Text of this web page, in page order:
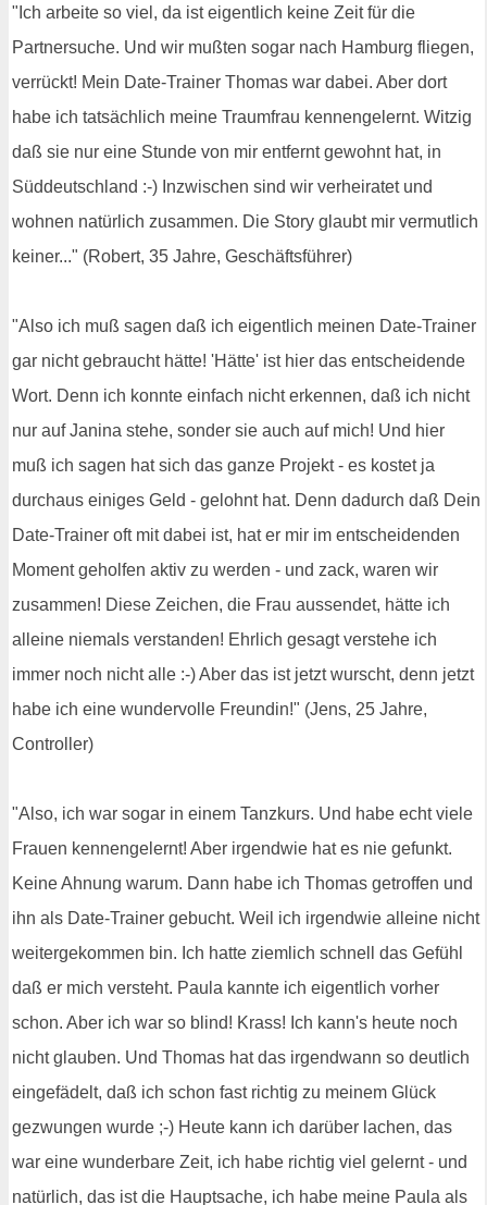
"Ich arbeite so viel, da ist eigentlich keine Zeit für die
Partnersuche. Und wir mußten sogar nach Hamburg fliegen,
verrückt! Mein Date-Trainer Thomas war dabei. Aber dort
habe ich tatsächlich meine Traumfrau kennengelernt. Witzig
daß sie nur eine Stunde von mir entfernt gewohnt hat, in
Süddeutschland :-) Inzwischen sind wir verheiratet und
wohnen natürlich zusammen. Die Story glaubt mir vermutlich
keiner..." (Robert, 35 Jahre, Geschäftsführer)
"Also ich muß sagen daß ich eigentlich meinen Date-Trainer
gar nicht gebraucht hätte! 'Hätte' ist hier das entscheidende
Wort. Denn ich konnte einfach nicht erkennen, daß ich nicht
nur auf Janina stehe, sonder sie auch auf mich! Und hier
muß ich sagen hat sich das ganze Projekt - es kostet ja
durchaus einiges Geld - gelohnt hat. Denn dadurch daß Dein
Date-Trainer oft mit dabei ist, hat er mir im entscheidenden
Moment geholfen aktiv zu werden - und zack, waren wir
zusammen! Diese Zeichen, die Frau aussendet, hätte ich
alleine niemals verstanden! Ehrlich gesagt verstehe ich
immer noch nicht alle :-) Aber das ist jetzt wurscht, denn jetzt
habe ich eine wundervolle Freundin!" (Jens, 25 Jahre,
Controller)
"Also, ich war sogar in einem Tanzkurs. Und habe echt viele
Frauen kennengelernt! Aber irgendwie hat es nie gefunkt.
Keine Ahnung warum. Dann habe ich Thomas getroffen und
ihn als Date-Trainer gebucht. Weil ich irgendwie alleine nicht
weitergekommen bin. Ich hatte ziemlich schnell das Gefühl
daß er mich versteht. Paula kannte ich eigentlich vorher
schon. Aber ich war so blind! Krass! Ich kann's heute noch
nicht glauben. Und Thomas hat das irgendwann so deutlich
eingefädelt, daß ich schon fast richtig zu meinem Glück
gezwungen wurde ;-) Heute kann ich darüber lachen, das
war eine wunderbare Zeit, ich habe richtig viel gelernt - und
natürlich, das ist die Hauptsache, ich habe meine Paula als